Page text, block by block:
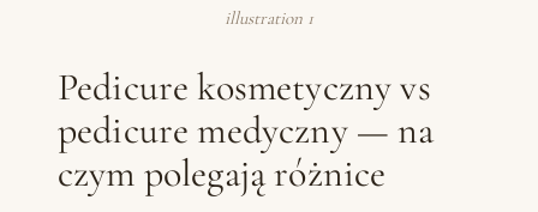
illustration 1
Pedicure kosmetyczny vs
pedicure medyczny — na
czym polegają różnice